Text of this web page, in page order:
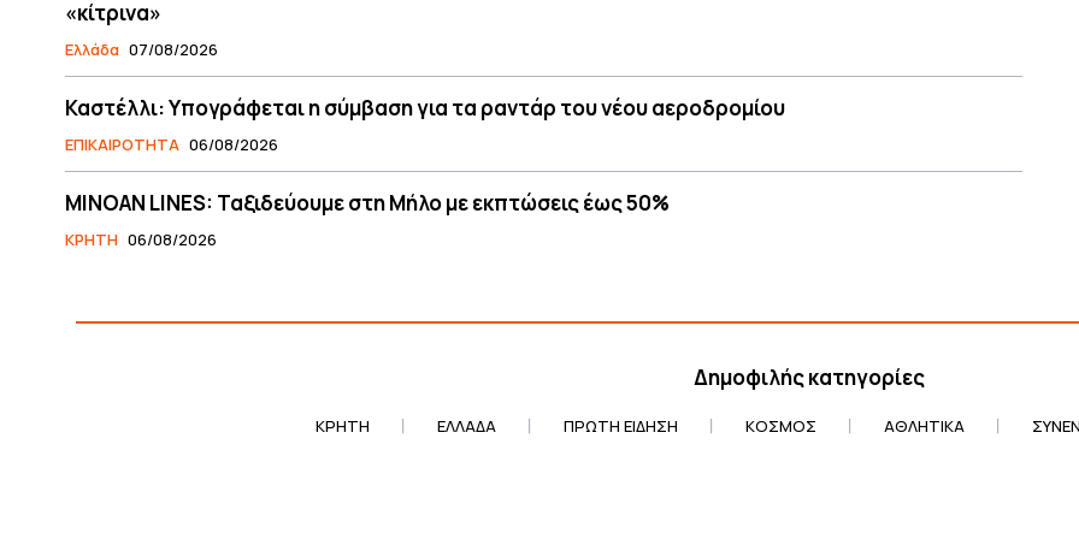
«κίτρινα»
Ελλάδα 07/08/2026
Καστέλλι: Υπογράφεται η σύμβαση για τα ραντάρ του νέου αεροδρομίου
ΕΠΙΚΑΙΡΟΤΗΤΑ 06/08/2026
MINOAN LINES: Ταξιδεύουμε στη Μήλο με εκπτώσεις έως 50%
ΚΡΗΤΗ 06/08/2026
Δημοφιλής κατηγορίες
ΚΡΗΤΗ ΕΛΛΆΔΑ ΠΡΏΤΗ ΕΊΔΗΣΗ ΚΌΣΜΟΣ ΑΘΛΗΤΙΚΆ